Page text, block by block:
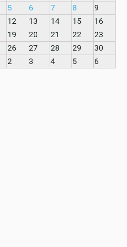
5 6 7 8
9
12 13 14 15
16
19 20 21 22
23
26 27 28 29
30
2 3 4 5 6